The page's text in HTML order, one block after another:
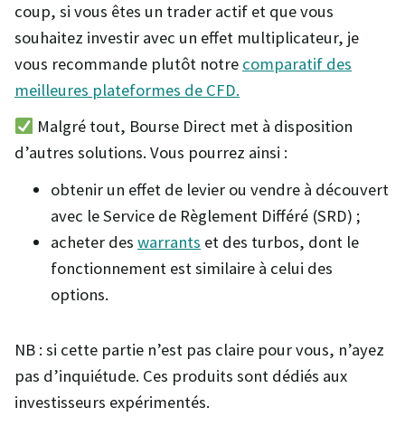
coup, si vous êtes un trader actif et que vous
souhaitez investir avec un effet multiplicateur, je
vous recommande plutôt notre comparatif des
meilleures plateformes de CFD.
Malgré tout, Bourse Direct met à disposition
d’autres solutions. Vous pourrez ainsi :
obtenir un effet de levier ou vendre à découvert
avec le Service de Règlement Différé (SRD) ;
acheter des warrants et des turbos, dont le
fonctionnement est similaire à celui des
options.
NB : si cette partie n’est pas claire pour vous, n’ayez
pas d’inquiétude. Ces produits sont dédiés aux
investisseurs expérimentés.